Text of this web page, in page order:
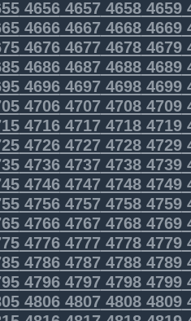
4656465746584659
4666466746684669
4676467746784679
4686468746884689
4696469746984699
4706470747084709
4716471747184719
4726472747284729
4736473747384739
4746474747484749
4756475747584759
4766476747684769
4776477747784779
4786478747884789
4796479747984799
4806480748084809